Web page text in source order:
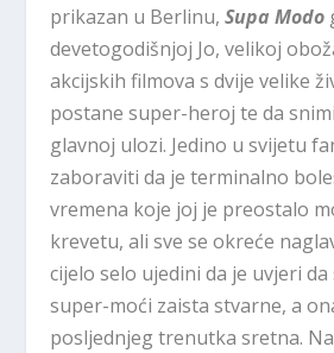
prikazan u Berlinu,Supa Modo
devetogodišnjoj Jo, velikoj
akcijskih filmova s dvije velike
postane super-heroj te da
glavnoj ulozi. Jedino u svijetu
zaboraviti da je terminalno
vremena koje joj je preostalo
krevetu, ali sve se okreće
cijelo selo ujedini da je uvjeri
super-moći zaista stvarne, a
posljednjeg trenutka sretna.